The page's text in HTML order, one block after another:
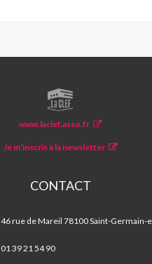
LA
CLEF
www.laclef.asso.fr
Je m'inscris à la newsletter
CONTACT
46 rue de Mareil 78100 Saint-Germain-
01 39 21 54 90